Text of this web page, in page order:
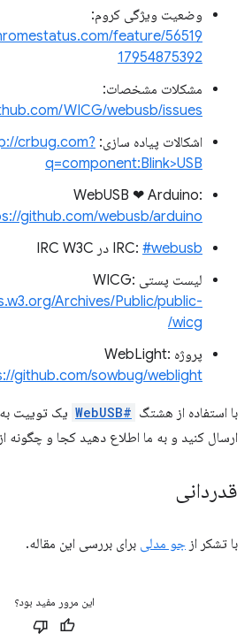
وضعیت ویژگی کروم:
feature/56519
17954875392
مشکلات مشخصات:
WICG/webusb/issues
اشکالات پیاده سازی: crbug.com?
q=component:Blink>USB
WebUSB ❤ ️Arduino:
github.com/webusb/arduino
IRC: #webusb
در IRC W3C
لیست پستی WICG:
Archives/Public/public-
wicg/
پروژه WebLight:
github.com/sowbug/weblight
با استفاده از هشتگ #WebUSB یک توییت به
ارسال کنید و به ما اطلاع دهید کجا و چگونه
قدردانی
با تشکر از جو مدلی برای بررسی این مقاله.
این مرور مفید بود؟